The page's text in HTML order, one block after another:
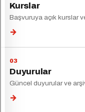
Kurslar
Başvuruya açık kurslar
→
Duyurular
Güncel duyurular ve
→